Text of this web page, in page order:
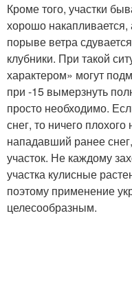
Кроме того, участки
хорошо
порыве ветра
клубники. При такой
характером» могут
при -15 вымерзнуть
просто необходимо.
снег, то ничего
нападавший ранее
участок. Не каждому
участка кулисные
поэтому применение
целесообразным.